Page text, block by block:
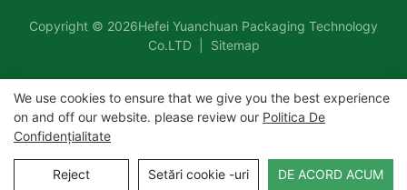
Copyright © 2026Hefei Yuanchuan Packaging Technology
Co.LTD |
Sitemap
We use cookies to ensure that we give you the best experience
on and off our website. please review our Politica De
Confidențialitate
Reject Setări cookie -uri DE ACORD ACUM